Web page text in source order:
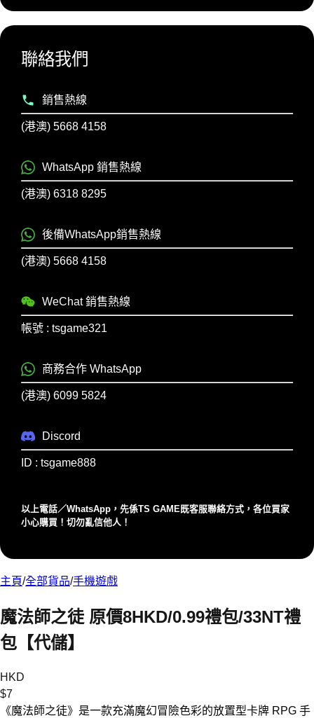
聯絡我們
銷售熱線
(港澳) 5668 4158
WhatsApp 銷售熱線
(港澳) 6318 8295
後備WhatsApp銷售熱線
(港澳) 5668 4158
WeChat 銷售熱線
帳號 : tsgame321
商務合作 WhatsApp
(港澳) 6099 5824
Discord
ID : tsgame888
以上電話／WhatsApp，先係TS GAME既客服聯絡⽅式，各位買家
⼩⼼購買！切勿亂信他⼈！
主頁/全部貨品/手機遊戲
魔法師之徒 原價8HKD/0.99禮包/33NT禮
包【代儲】
HKD
$7
《魔法師之徒》是一款充滿魔幻冒險色彩的放置型卡牌 RPG 手